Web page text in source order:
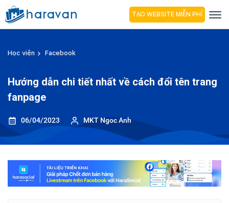
TẠO WEBSITE MIỄN PHÍ
Học viện Facebook
Hướng dẫn chi tiết nhất về cách đổi tên trang
fanpage
06/04/2023 MKT Ngoc Anh